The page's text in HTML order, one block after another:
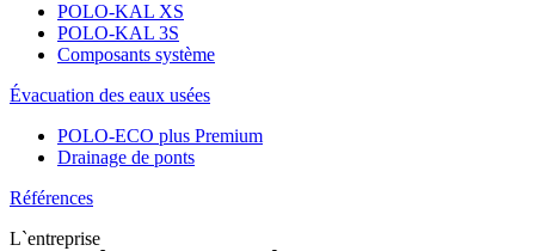
POLO-KAL XS
POLO-KAL 3S
Composants système
Évacuation des eaux usées
POLO-ECO plus Premium
Drainage de ponts
Références
L`entreprise